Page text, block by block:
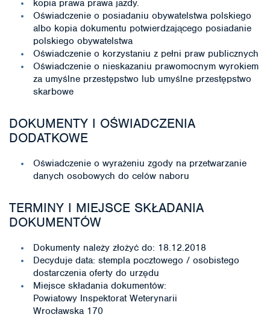
kopia prawa prawa jazdy.
Oświadczenie o posiadaniu obywatelstwa polskiego
albo kopia dokumentu potwierdzającego posiadanie
polskiego obywatelstwa
Oświadczenie o korzystaniu z pełni praw publicznych
Oświadczenie o nieskazaniu prawomocnym wyrokiem
za umyślne przestępstwo lub umyślne przestępstwo
skarbowe
DOKUMENTY I OŚWIADCZENIA
DODATKOWE
Oświadczenie o wyrażeniu zgody na przetwarzanie
danych osobowych do celów naboru
TERMINY I MIEJSCE SKŁADANIA
DOKUMENTÓW
Dokumenty należy złożyć do: 18.12.2018
Decyduje data: stempla pocztowego / osobistego
dostarczenia oferty do urzędu
Miejsce składania dokumentów:
Powiatowy Inspektorat Weterynarii
Wrocławska 170